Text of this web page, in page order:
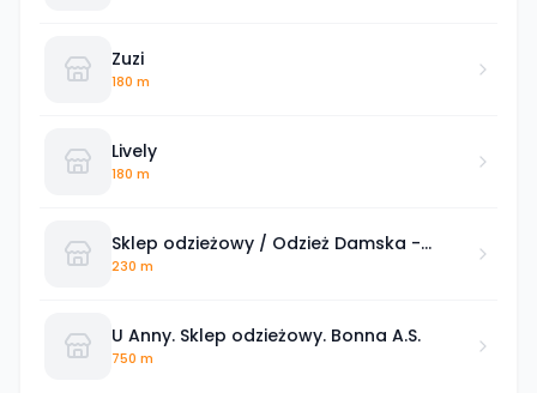
Zuzi
180 m
Lively
180 m
Sklep odzieżowy / Odzież Damska -
Handel detaliczny Jolanta i Jan Kubiak
230 m
U Anny. Sklep odzieżowy. Bonna A.S.
750 m